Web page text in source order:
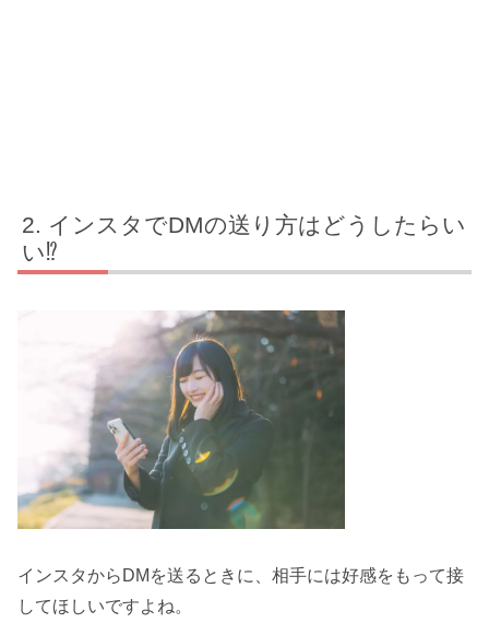
インスタでDMの送り方はどうしたらい
い⁉
インスタからDMを送るときに、相手には好感をもって接
してほしいですよね。